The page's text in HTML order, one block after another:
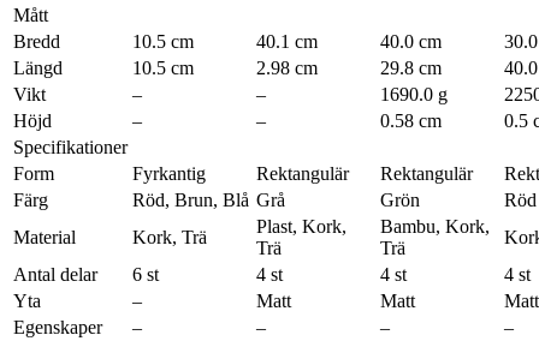
Mått
Bredd
10.5 cm 40.1 cm 40.0 cm
Längd
10.5 cm 2.98 cm 29.8 cm
Vikt
– – 1690.0 g
Höjd
– – 0.58 cm
0.5
Specifikationer
Form
Fyrkantig Rektangulär Rektangulär
Färg
Röd, Brun, Blå Grå Grön
Röd
Material
Kork, Trä
Plast, Kork,
Trä
Bambu, Kork,
Trä
Antal delar
6 st 4 st 4 st
4 st
Yta
– Matt Matt
Matt
Egenskaper
– – –
–